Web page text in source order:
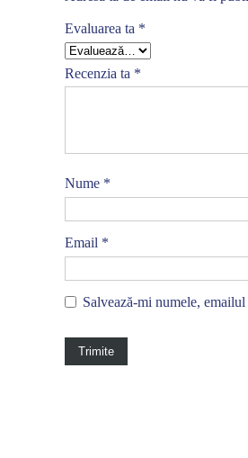
Evaluarea ta *
Recenzia ta *
Nume *
Email *
Salvează-mi numele,